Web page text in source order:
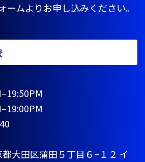
ムよりお申し込みください。
大田区蒲田５丁目６−１２ イ